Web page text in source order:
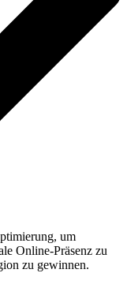
um
Online-Präsenz zu
zu gewinnen.